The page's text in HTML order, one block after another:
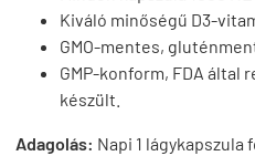
Kiváló minőségű D3-
GMO-mentes,
GMP-konform, FDA
készült.
Adagolás: Napi 1 lágykapszula